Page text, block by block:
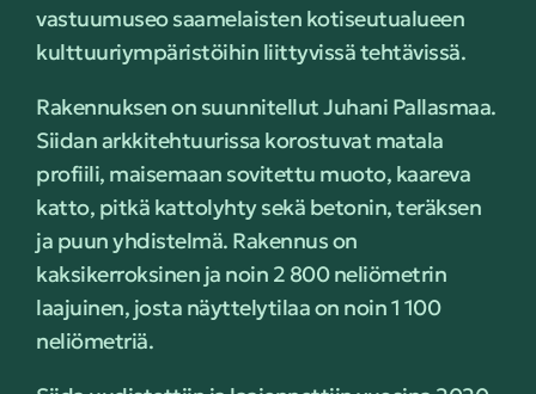
vastuumuseo saamelaisten kotiseutualueen
kulttuuriympäristöihin liittyvissä tehtävissä.
Rakennuksen on suunnitellut Juhani Pallasmaa.
Siidan arkkitehtuurissa korostuvat matala
profiili, maisemaan sovitettu muoto, kaareva
katto, pitkä kattolyhty sekä betonin, teräksen
ja puun yhdistelmä. Rakennus on
kaksikerroksinen ja noin 2 800 neliömetrin
laajuinen, josta näyttelytilaa on noin 1 100
neliömetriä.